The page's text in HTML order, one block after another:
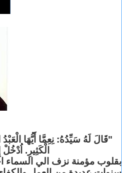
"قَالَ لَهُ سَيِّدُهُ: نِعِمَّا أَيُّهَا
الْكَثِيرِ. اُدْخُلْ
بقلوب مؤمنة نزف الي السماء